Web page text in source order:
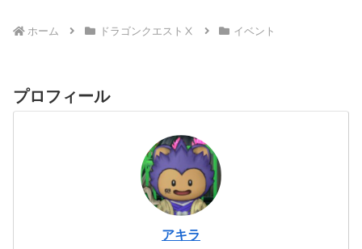
ホーム ドラゴンクエストⅩ イベント
プロフィール
アキラ